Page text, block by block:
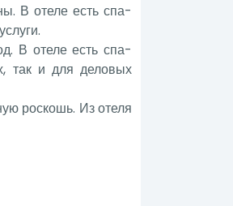
В отеле есть спа-
В отеле есть спа-
так и для деловых
роскошь. Из отеля